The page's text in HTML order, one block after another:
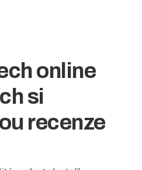
online
si
recenze